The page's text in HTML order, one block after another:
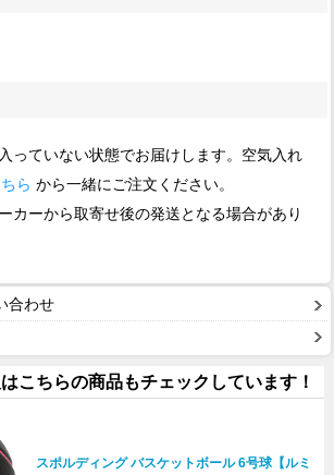
っていない状態でお届けします。空気入れ
ら から一緒にご注文ください。
カーから取寄せ後の発送となる場合があり
合わせ
こちらの商品もチェックしています！
スポルディング バスケットボール 6号球【ルミ